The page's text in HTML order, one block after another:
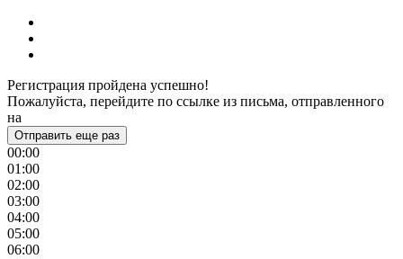
Регистрация пройдена успешно!
Пожалуйста, перейдите по ссылке из письма, отправленного
на
Отправить еще раз
00:00
01:00
02:00
03:00
04:00
05:00
06:00